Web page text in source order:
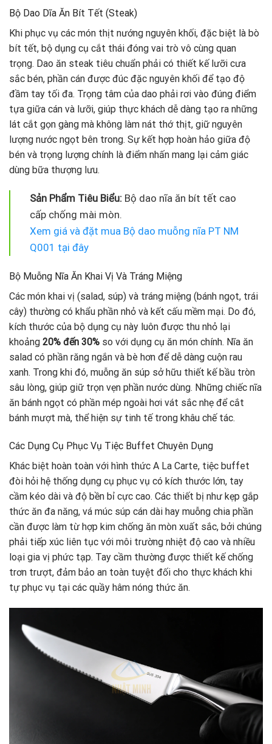
Bộ Dao Dĩa Ăn Bít Tết (Steak)
Khi phục vụ các món thịt nướng nguyên khối, đặc biệt là bò
bít tết, bộ dụng cụ cắt thái đóng vai trò vô cùng quan
trọng. Dao ăn steak tiêu chuẩn phải có thiết kế lưỡi cưa
sắc bén, phần cán được đúc đặc nguyên khối để tạo độ
đầm tay tối đa. Trọng tâm của dao phải rơi vào đúng điểm
tựa giữa cán và lưỡi, giúp thực khách dễ dàng tạo ra những
lát cắt gọn gàng mà không làm nát thớ thịt, giữ nguyên
lượng nước ngọt bên trong. Sự kết hợp hoàn hảo giữa độ
bén và trọng lượng chính là điểm nhấn mang lại cảm giác
dùng bữa thượng lưu.
Sản Phẩm Tiêu Biểu:Bộ dao nĩa ăn bít tết cao
cấp chống mài mòn.
Xem giá và đặt mua Bộ dao muỗng nĩa PT NM
Q001 tại đây
Bộ Muỗng Nĩa Ăn Khai Vị Và Tráng Miệng
Các món khai vị (salad, súp) và tráng miệng (bánh ngọt, trái
cây) thường có khẩu phần nhỏ và kết cấu mềm mại. Do đó,
kích thước của bộ dụng cụ này luôn được thu nhỏ lại
khoảng 20% đến 30% so với dụng cụ ăn món chính. Nĩa ăn
salad có phần răng ngắn và bè hơn để dễ dàng cuộn rau
xanh. Trong khi đó, muỗng ăn súp sở hữu thiết kế bầu tròn
sâu lòng, giúp giữ trọn vẹn phần nước dùng. Những chiếc nĩa
ăn bánh ngọt có phần mép ngoài hơi vát sắc nhẹ để cắt
bánh mượt mà, thể hiện sự tinh tế trong khâu chế tác.
Các Dụng Cụ Phục Vụ Tiệc Buffet Chuyên Dụng
Khác biệt hoàn toàn với hình thức A La Carte, tiệc buffet
đòi hỏi hệ thống dụng cụ phục vụ có kích thước lớn, tay
cầm kéo dài và độ bền bỉ cực cao. Các thiết bị như kẹp gắp
thức ăn đa năng, vá múc súp cán dài hay muỗng chia phần
cần được làm từ hợp kim chống ăn mòn xuất sắc, bởi chúng
phải tiếp xúc liên tục với môi trường nhiệt độ cao và nhiều
loại gia vị phức tạp. Tay cầm thường được thiết kế chống
trơn trượt, đảm bảo an toàn tuyệt đối cho thực khách khi
tự phục vụ tại các quầy hâm nóng thức ăn.